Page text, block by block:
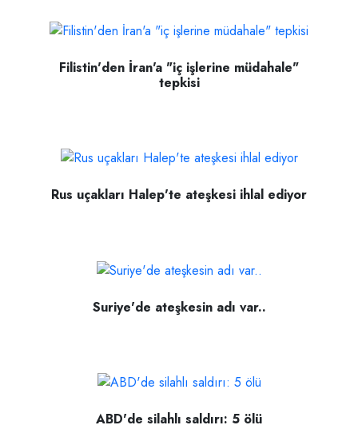
Filistin'den İran'a "iç işlerine müdahale"
tepkisi
Rus uçakları Halep'te ateşkesi ihlal ediyor
Suriye'de ateşkesin adı var..
ABD'de silahlı saldırı: 5 ölü